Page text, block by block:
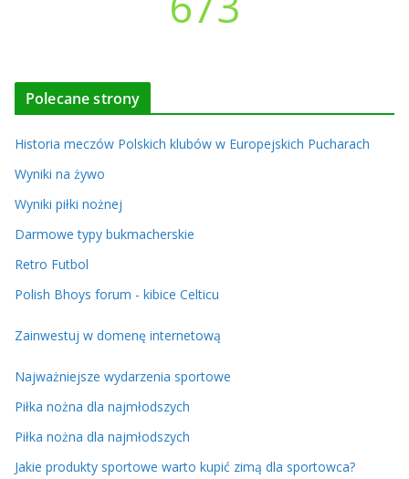
Polecane strony
Historia meczów Polskich klubów w Europejskich Pucharach
Wyniki na żywo
Wyniki piłki nożnej
Darmowe typy bukmacherskie
Retro Futbol
Polish Bhoys forum - kibice Celticu
Zainwestuj w domenę internetową
Najważniejsze wydarzenia sportowe
Piłka nożna dla najmłodszych
Piłka nożna dla najmłodszych
Jakie produkty sportowe warto kupić zimą dla sportowca?